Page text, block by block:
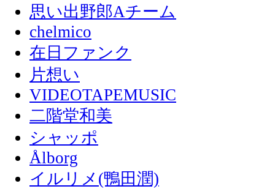
思い出野郎Aチーム
chelmico
在日ファンク
片想い
VIDEOTAPEMUSIC
二階堂和美
シャッポ
Ålborg
イルリメ(鴨田潤)